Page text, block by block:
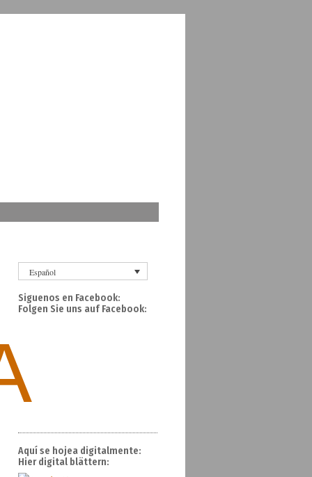
Español
Siguenos en Facebook:
Folgen Sie uns auf Facebook:
Aquí se hojea digitalmente:
Hier digital blättern: